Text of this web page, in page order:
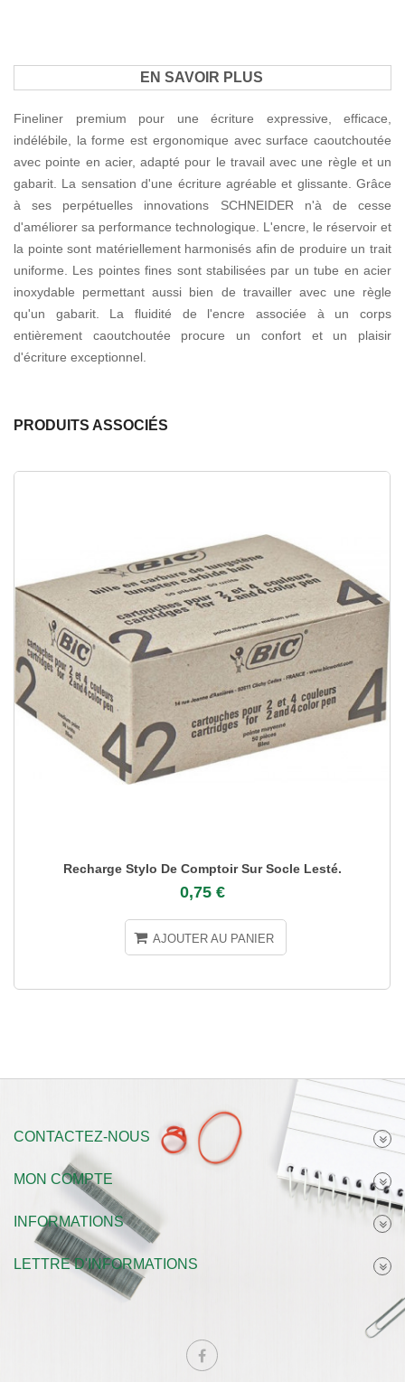
EN SAVOIR PLUS
Fineliner premium pour une écriture expressive, efficace,
indélébile, la forme est ergonomique avec surface caoutchoutée
avec pointe en acier, adapté pour le travail avec une règle et un
gabarit. La sensation d'une écriture agréable et glissante. Grâce
à ses perpétuelles innovations SCHNEIDER n'à de cesse
d'améliorer sa performance technologique. L'encre, le réservoir et
la pointe sont matériellement harmonisés afin de produire un trait
uniforme. Les pointes fines sont stabilisées par un tube en acier
inoxydable permettant aussi bien de travailler avec une règle
qu'un gabarit. La fluidité de l'encre associée à un corps
entièrement caoutchoutée procure un confort et un plaisir
d'écriture exceptionnel.
PRODUITS ASSOCIÉS
Recharge Stylo De Comptoir Sur Socle Lesté.
0,75 €
AJOUTER AU PANIER
CONTACTEZ-NOUS
MON COMPTE
INFORMATIONS
LETTRE D'INFORMATIONS